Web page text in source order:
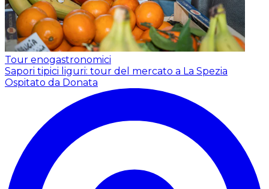
Tour enogastronomici
Sapori tipici liguri: tour del mercato a La Spezia
Ospitato da Donata